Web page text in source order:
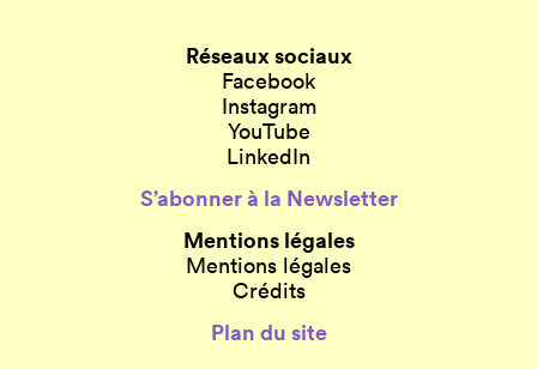
Réseaux sociaux
Facebook
Instagram
YouTube
LinkedIn
S’abonner à la Newsletter
Mentions légales
Mentions légales
Crédits
Plan du site